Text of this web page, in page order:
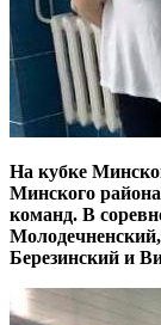
На кубке
Минского
команд. В
Березинский и